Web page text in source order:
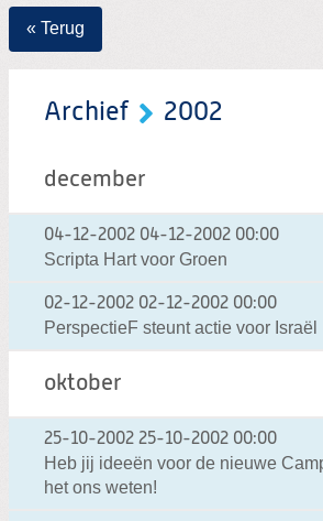
« Terug
Archief 2002
december
04-12-2002 04-12-2002 00:00
Scripta Hart voor Groen
02-12-2002 02-12-2002 00:00
PerspectieF steunt actie voor Israël
oktober
25-10-2002 25-10-2002 00:00
Heb jij ideeën voor de nieuwe
het ons weten!